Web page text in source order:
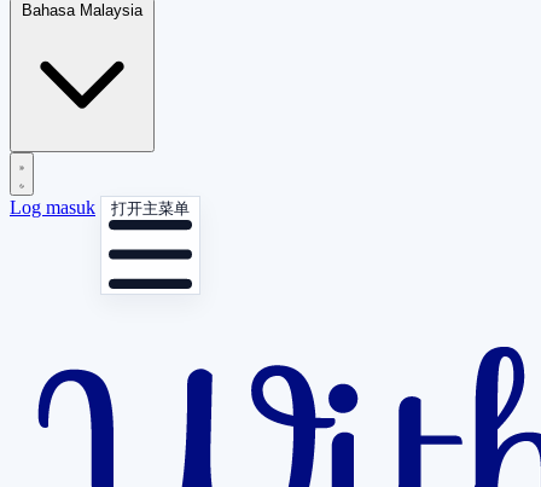
Bahasa Malaysia
Log masuk 打开主菜单